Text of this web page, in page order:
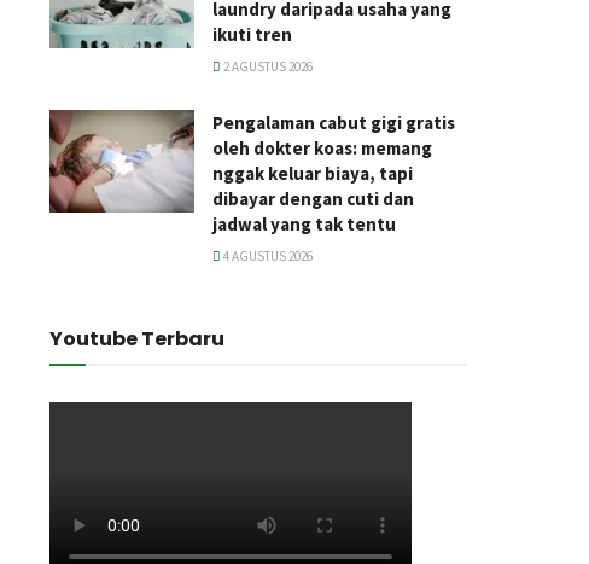
laundry daripada usaha yang
ikuti tren
2 AGUSTUS 2026
Pengalaman cabut gigi gratis
oleh dokter koas: memang
nggak keluar biaya, tapi
dibayar dengan cuti dan
jadwal yang tak tentu
4 AGUSTUS 2026
Youtube Terbaru